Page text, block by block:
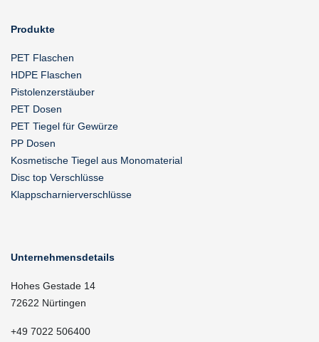
Produkte
PET Flaschen
HDPE Flaschen
Pistolenzerstäuber
PET Dosen
PET Tiegel für Gewürze
PP Dosen
Kosmetische Tiegel aus Monomaterial
Disc top Verschlüsse
Klappscharnierverschlüsse
Unternehmensdetails
Hohes Gestade 14
72622 Nürtingen
+49 7022 506400